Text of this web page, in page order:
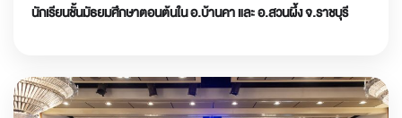
นักเรียนชั้นมัธยมศึกษาตอนต้นใน อ.บ้านคา และ อ.สวนผึ้ง จ.ราชบุรี